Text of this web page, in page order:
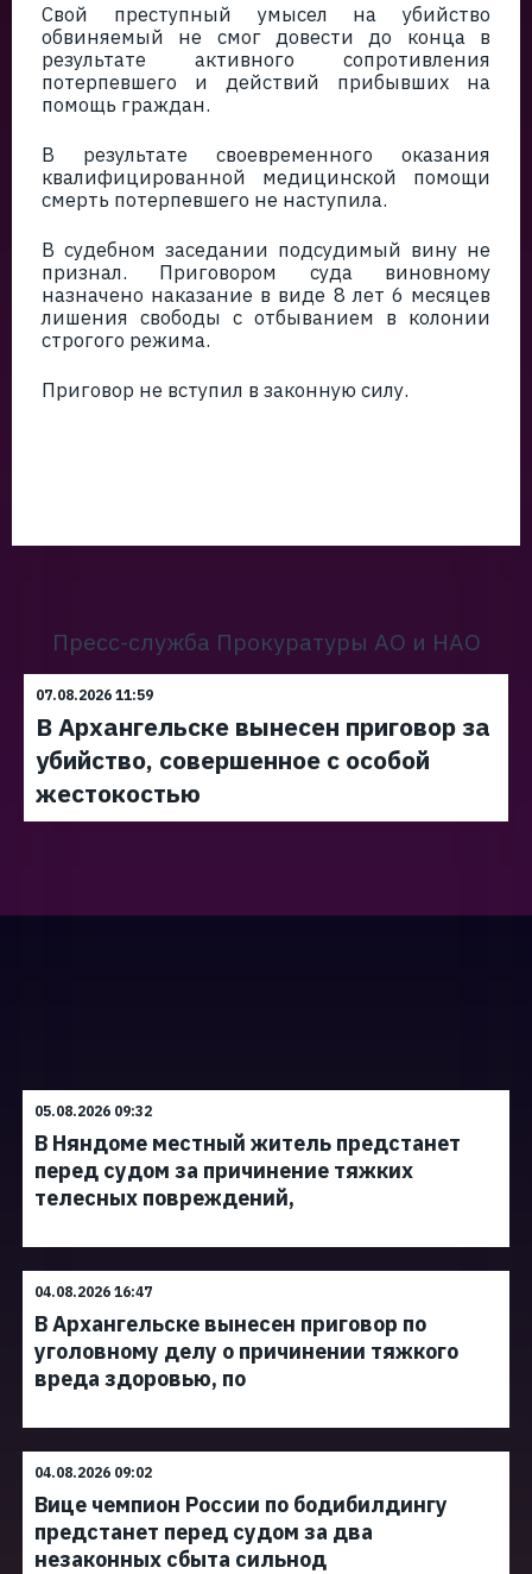
Свой преступный умысел на убийство
обвиняемый не смог довести до конца в
результате активного сопротивления
потерпевшего и действий прибывших на
помощь граждан.
В результате своевременного оказания
квалифицированной медицинской помощи
смерть потерпевшего не наступила.
В судебном заседании подсудимый вину не
признал. Приговором суда виновному
назначено наказание в виде 8 лет 6 месяцев
лишения свободы с отбыванием в колонии
строгого режима.
Приговор не вступил в законную силу.
Пресс-служба Прокуратуры АО и НАО
07.08.2026 11:59
В Архангельске вынесен приговор за
убийство, совершенное с особой
жестокостью
05.08.2026 09:32
В Няндоме местный житель предстанет
перед судом за причинение тяжких
телесных повреждений,
04.08.2026 16:47
В Архангельске вынесен приговор по
уголовному делу о причинении тяжкого
вреда здоровью, по
04.08.2026 09:02
Вице чемпион России по бодибилдингу
предстанет перед судом за два
незаконных сбыта сильнод